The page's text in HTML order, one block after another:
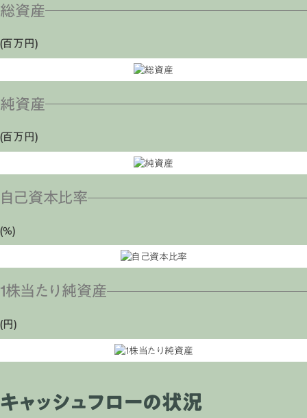
総資産
(百万円)
純資産
(百万円)
自己資本比率
(％)
1株当たり純資産
(円)
キャッシュフローの状況